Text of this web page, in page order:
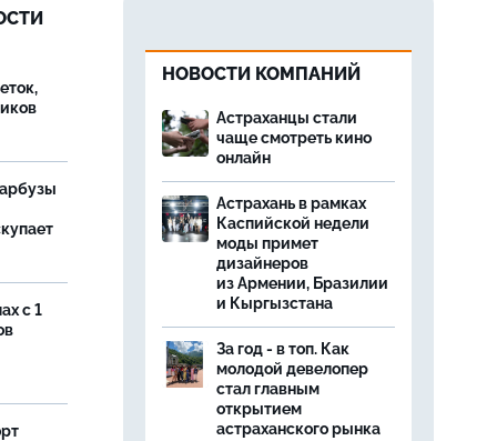
с 1
НОВОСТИ КОМПАНИЙ
Астраханцы стали
чаще смотреть кино
онлайн
Астрахань в рамках
Каспийской недели
моды примет
дизайнеров
из Армении, Бразилии
и Кыргызстана
За год - в топ. Как
молодой девелопер
стал главным
открытием
астраханского рынка